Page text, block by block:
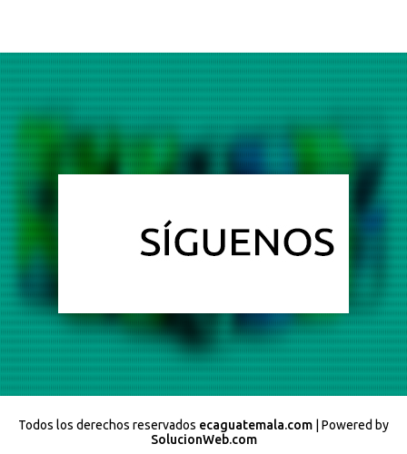
Todos los derechos reservados ecaguatemala.com | Powered by
SolucionWeb.com